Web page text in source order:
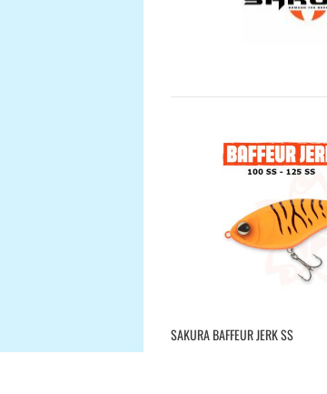
SAKURA BAFFEUR JERK SS